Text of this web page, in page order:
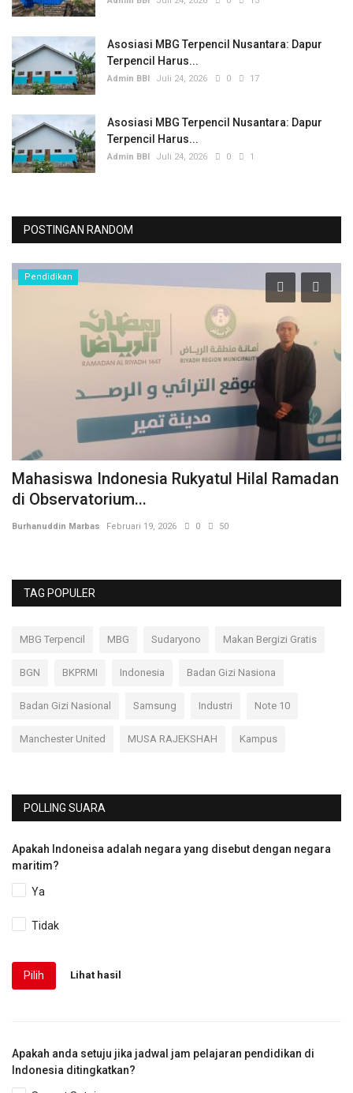
Asosiasi MBG Terpencil Nusantara: Dapur
Terpencil Harus...
Admin BBI Juli 24, 2026 0 17
Asosiasi MBG Terpencil Nusantara: Dapur
Terpencil Harus...
Admin BBI Juli 24, 2026 0 1
POSTINGAN RANDOM
Pendidikan
Mahasiswa Indonesia Rukyatul Hilal Ramadan
di Observatorium...
Burhanuddin Marbas Februari 19, 2026 0 50
TAG POPULER
MBG Terpencil MBG Sudaryono Makan Bergizi Gratis
BGN BKPRMI Indonesia Badan Gizi Nasiona
Badan Gizi Nasional Samsung Industri Note 10
Manchester United MUSA RAJEKSHAH Kampus
POLLING SUARA
Apakah Indoneisa adalah negara yang disebut dengan negara
maritim?
Ya
Tidak
Pilih Lihat hasil
Apakah anda setuju jika jadwal jam pelajaran pendidikan di
Indonesia ditingkatkan?